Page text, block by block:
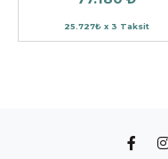
25.727₺ x 3 Taksit